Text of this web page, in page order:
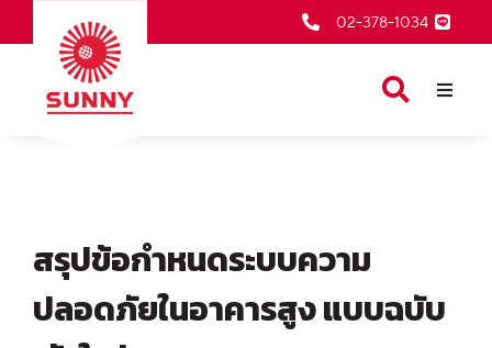
02-378-1034
ตัวแทนจำหน่าย
บริการหลังการขาย
สรุปข้อกำหนดระบบความ
ปลอดภัยในอาคารสูง แบบฉบับ